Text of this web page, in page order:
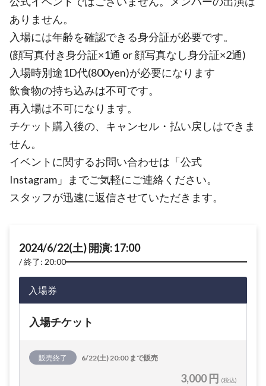
ありません。
入場には年齢を確認できる身分証が必要です。
(顔写真付き身分証×1通 or 顔写真なし身分証×2通)
入場時別途1D代(800yen)が必要になります
飲食物の持ち込みは不可です。
再入場は不可になります。
チケット購入後の、キャンセル・払い戻しはできま
せん。
イベントに関するお問い合わせは「公式
Instagram」までご気軽にご連絡ください。
スタッフが迅速に返信させていただきます。
2024/6/22(土) 開演: 17:00
終了: 20:00
入場券
入場チケット
販売終了 6/22(土) 20:00 まで販売
3,000 円 (税込)